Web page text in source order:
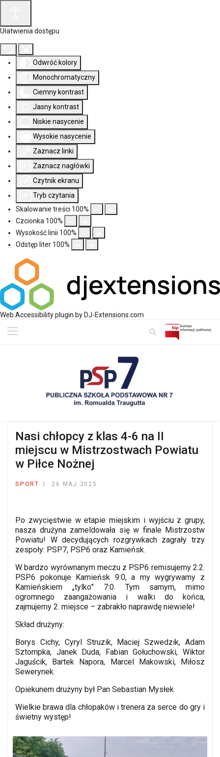
Ułatwienia dostępu
Odwróć kolory
Monochromatyczny
Ciemny kontrast
Jasny kontrast
Niskie nasycenie
Wysokie nasycenie
Zaznacz linki
Zaznacz nagłówki
Czytnik ekranu
Tryb czytania
Skalowanie treści 100%
Czcionka 100%
Wysokość linii 100%
Odstęp liter 100%
Web Accessibility plugin by DJ-Extensions.com
Nasi chłopcy z klas 4-6 na II
miejscu w Mistrzostwach Powiatu
w Piłce Nożnej
SPORT 26 MAJ 2025
Po zwycięstwie w etapie miejskim i wyjściu z grupy,
nasza drużyna zameldowała się w finale Mistrzostw
Powiatu! W decydujących rozgrywkach zagrały trzy
zespoły: PSP7, PSP6 oraz Kamieńsk.
W bardzo wyrównanym meczu z PSP6 remisujemy 2:2.
PSP6 pokonuje Kamieńsk 9:0, a my wygrywamy z
Kamieńskiem „tylko” 7:0. Tym samym, mimo
ogromnego zaangażowania i walki do końca,
zajmujemy 2. miejsce – zabrakło naprawdę niewiele!
Skład drużyny:
Borys Cichy, Cyryl Struzik, Maciej Szwedzik, Adam
Sztompka, Janek Duda, Fabian Gołuchowski, Wiktor
Jaguścik, Bartek Napora, Marcel Makowski, Miłosz
Sewerynek.
Opiekunem drużyny był Pan Sebastian Mysłek
Wielkie brawa dla chłopaków i trenera za serce do gry i
świetny występ!